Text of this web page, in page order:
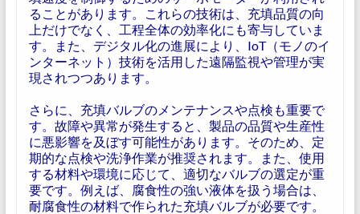
ることがあります。これらの技術は、充填品質の向
上だけでなく、工程全体の効率化にも寄与していま
す。また、デジタル化の進展により、IoT（モノのイ
ンターネット）技術を活用した遠隔監視や管理が実
現されつつあります。
さらに、充填バルブのメンテナンスや点検も重要で
す。故障や異常が発生すると、製品の品質や生産性
に悪影響を及ぼす可能性があります。そのため、定
期的な点検や洗浄作業が推奨されます。また、使用
する材料や環境に応じて、適切なバルブの選定が重
要です。例えば、腐食性の強い液体を扱う場合は、
耐腐食性の材料で作られた充填バルブが必要です。